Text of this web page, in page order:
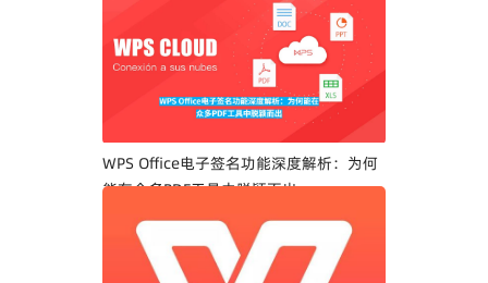
WPS Office电子签名功能深度解析：为何
能在众多PDF工具中脱颖而出